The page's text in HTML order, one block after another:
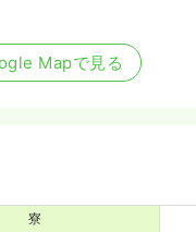
Mapで見る
寮